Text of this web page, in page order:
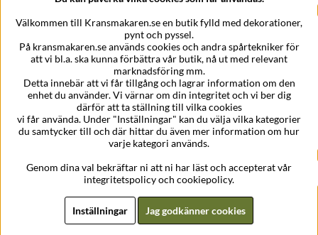
Epost:support@kransmakaren.se
Välkommen till Kransmakaren.se en butik fylld med dekorationer,
pynt och pyssel.
På kransmakaren.se används cookies och andra spårtekniker för
att vi bl.a. ska kunna förbättra vår butik, nå ut med relevant
marknadsföring mm.
Detta innebär att vi får tillgång och lagrar information om den
enhet du använder. Vi värnar om din integritet och vi ber dig
därför att ta ställning till vilka cookies
vi får använda. Under "Inställningar" kan du välja vilka kategorier
du samtycker till och där hittar du även mer information om hur
varje kategori används.
Genom dina val bekräftar ni att ni har läst och accepterat vår
integritetspolicy och cookiepolicy.
Inställningar Jag godkänner cookies